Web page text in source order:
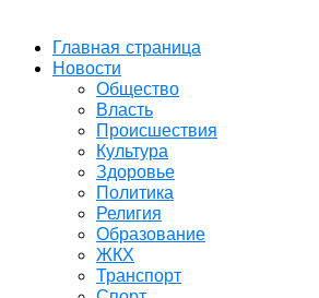
Главная страница
Новости
Общество
Власть
Происшествия
Культура
Здоровье
Политика
Религия
Образование
ЖКХ
Транспорт